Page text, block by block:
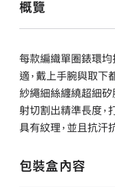
概覽
每款編織單圈錶環均
適，戴上手腕與取
紗繩細絲纏繞超細矽
射切割出精準長度，
具有紋理，並且抗汗
包裝盒內容